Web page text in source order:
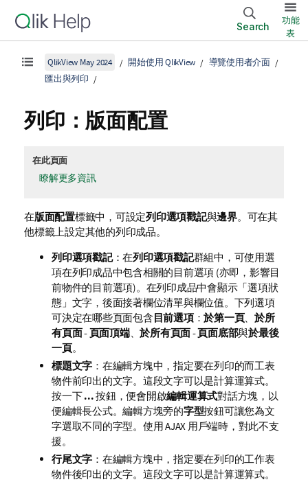
Search
功能
表
QlikView May 2024 開始使用 QlikView
導覽使用者介面
匯出與列印
列印：版面配置
在此頁面
瞭解更多資訊
在版面配置標籤中，可設定列印選項戳記與邊界。可在其
他標籤上設定其他的列印成品。
列印選項戳記：在列印選項戳記群組中，可使用選
項在列印成品中包含相關的目前選項 (亦即，影響目
前物件的目前選項)。在列印成品中會顯示「選項狀
態」文字，後面接著欄位清單與欄位值。下列選項
可決定在哪些頁面包含目前選項：於第一頁、 於所
有頁面 - 頁面頂端、於所有頁面 - 頁面底部與於最後
一頁。
標題文字 ：在編輯方塊中，指定要在列印的而工表
物件前印出的文字。這段文字可以是計算運算式。
按一下...按鈕，便會開啟編輯運算式對話方塊，以
便編輯長公式。編輯方塊旁的字型按鈕可讓您為文
字選取不同的字型。使用 AJAX 用戶端時，對此不支
援。
行尾文字 ：在編輯方塊中，指定要在列印的工作表
物件後印出的文字。這段文字可以是計算運算式。